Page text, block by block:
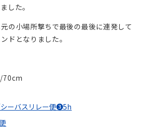
した。
の小場所撃ちで最後の最後に連発して
ドとなりました。
ーバスリレー便❸5h